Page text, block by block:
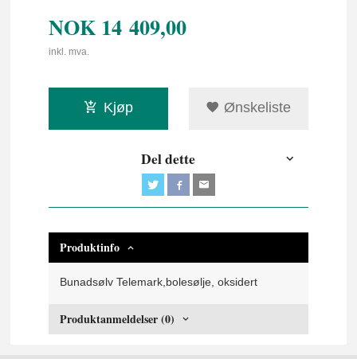
NOK 14 409,00
inkl. mva.
Kjøp Ønskeliste
Del dette
Produktinfo
Bunadsølv Telemark,bolesølje, oksidert
Produktanmeldelser (0)